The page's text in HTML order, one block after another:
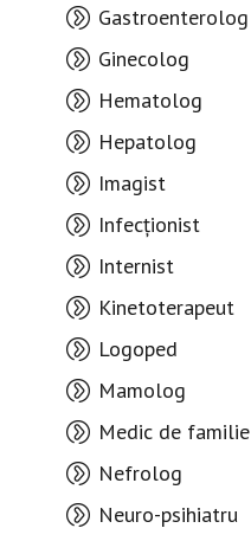
Gastroenterolog
Ginecolog
Hematolog
Hepatolog
Imagist
Infecționist
Internist
Kinetoterapeut
Logoped
Mamolog
Medic de familie
Nefrolog
Neuro-psihiatru